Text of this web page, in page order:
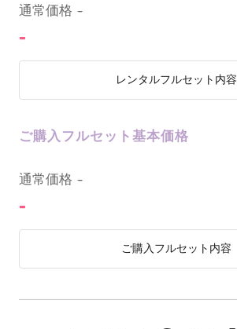
通常価格 -
-
レンタルフルセット内容
ご購入フルセット基本価格
通常価格 -
-
ご購入フルセット内容